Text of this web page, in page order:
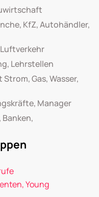
KfZ, Autohändler,
Lehrstellen
Gas, Wasser,
Manager
Young